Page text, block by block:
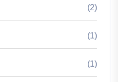
(2)
(1)
(1)